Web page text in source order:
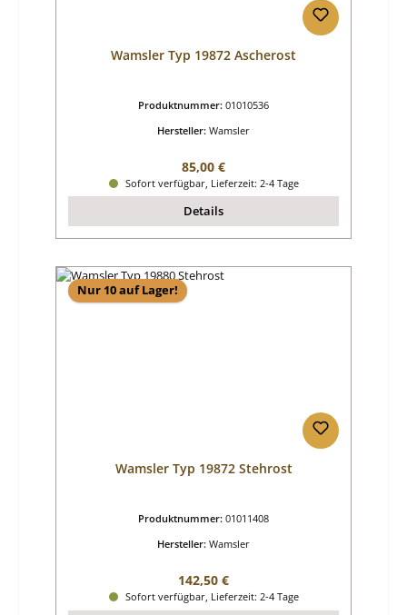
Wamsler Typ 19872 Ascherost
Produktnummer: 01010536
Hersteller: Wamsler
Regulärer Preis:
85,00 €
Sofort verfügbar, Lieferzeit: 2-4 Tage
Details
Nur 10 auf Lager!
Wamsler Typ 19872 Stehrost
Produktnummer: 01011408
Hersteller: Wamsler
Regulärer Preis:
142,50 €
Sofort verfügbar, Lieferzeit: 2-4 Tage